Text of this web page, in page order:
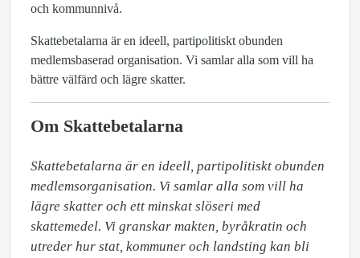
och kommunnivå.
Skattebetalarna är en ideell, partipolitiskt obunden
medlemsbaserad organisation. Vi samlar alla som vill ha
bättre välfärd och lägre skatter.
Om Skattebetalarna
Skattebetalarna är en ideell, partipolitiskt obunden
medlemsorganisation. Vi samlar alla som vill ha
lägre skatter och ett minskat slöseri med
skattemedel. Vi granskar makten, byråkratin och
utreder hur stat, kommuner och landsting kan bli